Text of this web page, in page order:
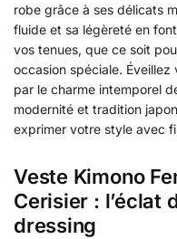
robe grâce à ses délicats
fluide et sa légèreté en
vos tenues, que ce soit
occasion spéciale.
par le charme intemporel
modernité et tradition
exprimer votre style avec
Veste Kimono
Cerisier : l’éclat
dressing